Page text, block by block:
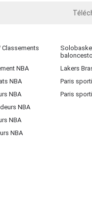
iOS
Classements
NBA
NBA
NBA
NBA
NBA
NBA
Lakers
Paris
Paris